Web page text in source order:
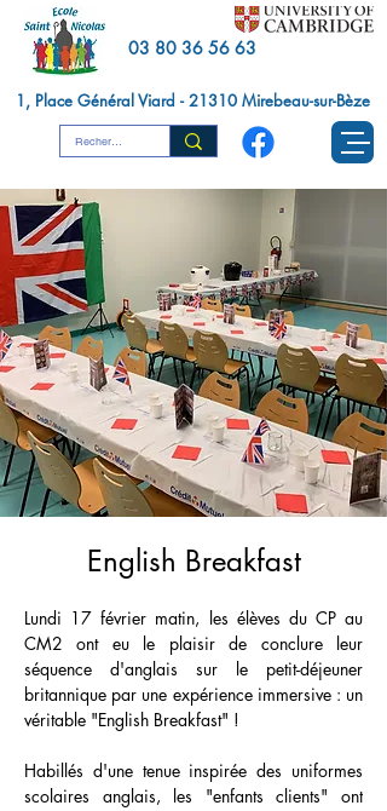
03 80 36 56 63
1, Place Général Viard - 21310 Mirebeau-sur-Bèze
English Breakfast
Lundi 17 février matin, les élèves du CP au
CM2 ont eu le plaisir de conclure leur
séquence d'anglais sur le petit-déjeuner
britannique par une expérience immersive : un
véritable "English Breakfast" !
Habillés d'une tenue inspirée des uniformes
scolaires anglais, les "enfants clients" ont